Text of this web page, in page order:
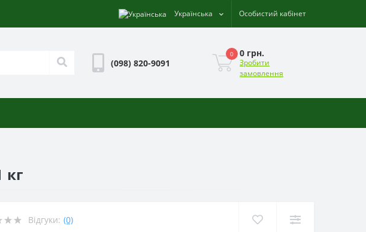
Українська Особистий кабінет
(098) 820-9091
0 0 грн.
Зробити
замовлення
кг
Відгуки: (0)